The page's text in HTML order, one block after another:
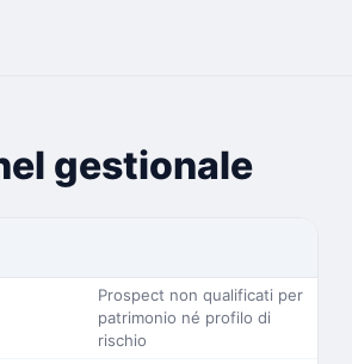
gestionale
Prospect non qualificati per
patrimonio né profilo di
rischio